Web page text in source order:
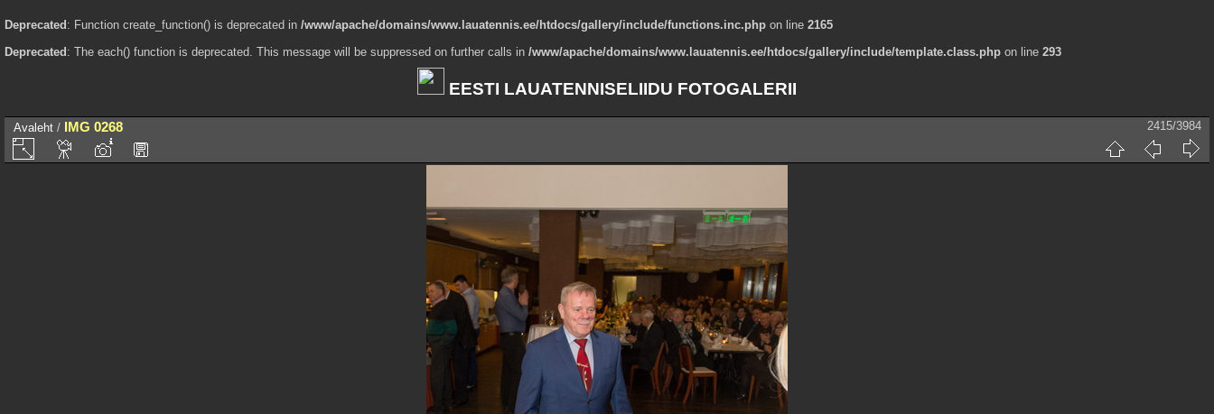
Deprecated : Function create_function() is deprecated in /www/apache/domains/www.lauatennis.ee/htdocs/gallery/include/functions.inc.php on line 2165
Deprecated : The each() function is deprecated. This message will be suppressed on further calls in /www/apache/domains/www.lauatennis.ee/htdocs/gallery/include/template.class.php on line 293
EESTI LAUATENNISELIIDU FOTOGALERII
Avaleht / IMG 0268 2415/3984